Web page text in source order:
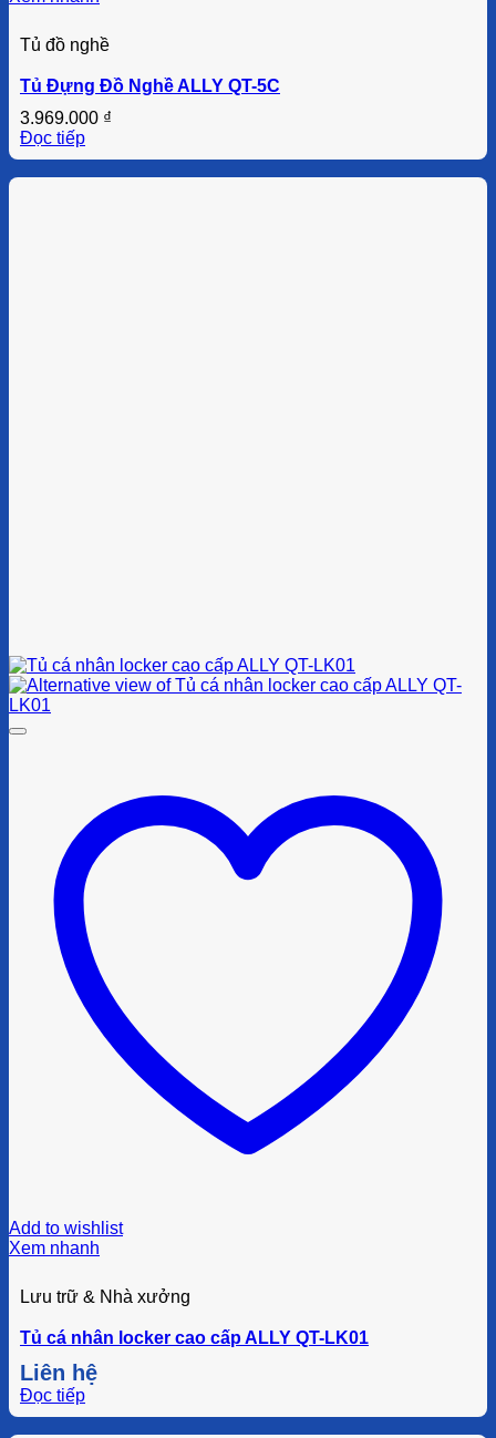
Tủ đồ nghề
Tủ Đựng Đồ Nghề ALLY QT-5C
3.969.000 ₫
Đọc tiếp
Add to wishlist
Xem nhanh
Lưu trữ & Nhà xưởng
Tủ cá nhân locker cao cấp ALLY QT-LK01
Liên hệ
Đọc tiếp